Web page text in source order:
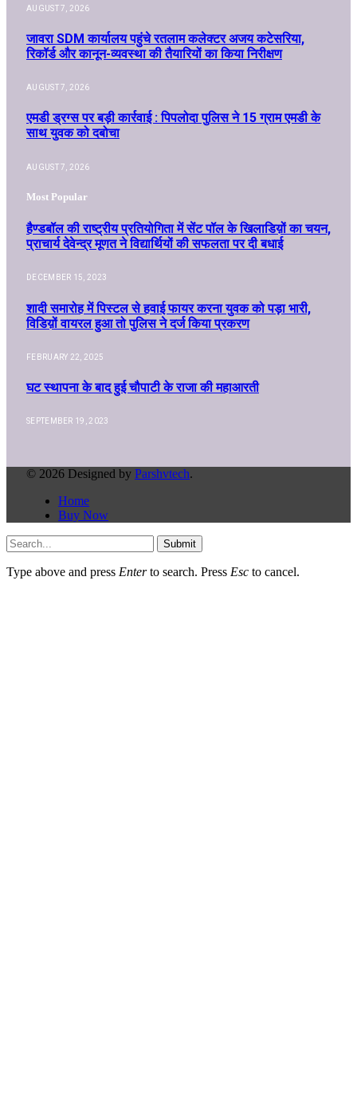
AUGUST 7, 2026
जावरा SDM कार्यालय पहुंचे रतलाम कलेक्टर अजय कटेसरिया,
रिकॉर्ड और कानून-व्यवस्था की तैयारियों का किया निरीक्षण
AUGUST 7, 2026
एमडी ड्रग्स पर बड़ी कार्रवाई : पिपलोदा पुलिस ने 15 ग्राम एमडी के
साथ युवक को दबोचा
AUGUST 7, 2026
Most Popular
हैण्डबॉल की राष्ट्रीय प्रतियोगिता में सेंट पॉल के खिलाडिय़ों का चयन,
प्राचार्य देवेन्द्र मूणत ने विद्यार्थियों की सफलता पर दी बधाई
DECEMBER 15, 2023
शादी समारोह में पिस्टल से हवाई फायर करना युवक को पड़ा भारी,
विडिय़ों वायरल हुआ तो पुलिस ने दर्ज किया प्रकरण
FEBRUARY 22, 2025
घट स्थापना के बाद हुई चौपाटी के राजा की महाआरती
SEPTEMBER 19, 2023
© 2026 Designed by Parshvtech.
Home
Buy Now
Submit
Type above and press Enterto search. Press Esc to cancel.